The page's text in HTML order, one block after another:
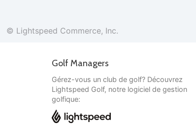
© Lightspeed Commerce, Inc.
Golf Managers
Gérez-vous un club de golf? Découvrez
Lightspeed Golf, notre logiciel de gestion
golfique: